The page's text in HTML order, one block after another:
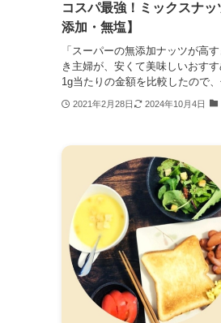
コスパ最強！ミックスナ
添加・無塩】
「スーパーの無添加ナッツが高
き主婦が、安くて美味しいおす
1g当たりの金額を比較したので
2021年2月28日 2024年10月4日